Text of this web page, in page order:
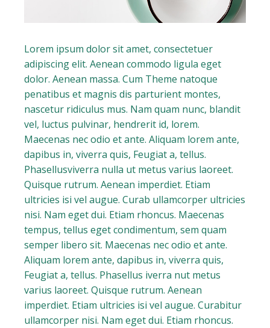
Lorem ipsum dolor sit amet, consectetuer
adipiscing elit. Aenean commodo ligula eget
dolor. Aenean massa. Cum Theme natoque
penatibus et magnis dis parturient montes,
nascetur ridiculus mus. Nam quam nunc, blandit
vel, luctus pulvinar, hendrerit id, lorem.
Maecenas nec odio et ante. Aliquam lorem ante,
dapibus in, viverra quis, Feugiat a, tellus.
Phasellusviverra nulla ut metus varius laoreet.
Quisque rutrum. Aenean imperdiet. Etiam
ultricies isi vel augue. Curab ullamcorper ultricies
nisi. Nam eget dui. Etiam rhoncus. Maecenas
tempus, tellus eget condimentum, sem quam
semper libero sit. Maecenas nec odio et ante.
Aliquam lorem ante, dapibus in, viverra quis,
Feugiat a, tellus. Phasellus iverra nut metus
varius laoreet. Quisque rutrum. Aenean
imperdiet. Etiam ultricies isi vel augue. Curabitur
ullamcorper nisi. Nam eget dui. Etiam rhoncus.